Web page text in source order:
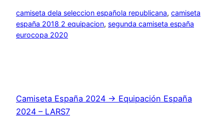
camiseta dela seleccion española republicana, camiseta
españa 2018 2 equipacion, segunda camiseta españa
eurocopa 2020
Camiseta España 2024 → Equipación España
2024 – LARS7